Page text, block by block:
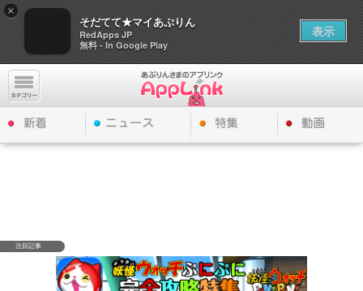
×
そだてて★マイあぷりん
RedApps JP
無料 - In Google Play
表示
注目記事